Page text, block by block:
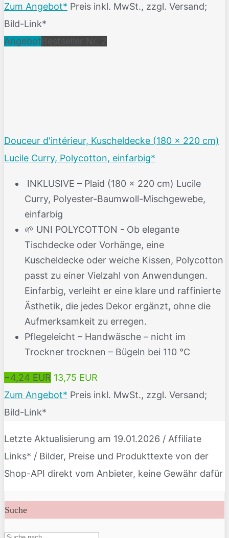
Zum Angebot* Preis inkl. MwSt., zzgl. Versand;
Bild-Link*
AngebotBestseller Nr. 2
Douceur d'intérieur, Kuscheldecke (180 x 220 cm)
Lucile Curry, Polycotton, einfarbig*
️ INKLUSIVE – Plaid (180 x 220 cm) Lucile
Curry, Polyester-Baumwoll-Mischgewebe,
einfarbig
🌱 UNI POLYCOTTON - Ob elegante
Tischdecke oder Vorhänge, eine
Kuscheldecke oder weiche Kissen, Polycotton
passt zu einer Vielzahl von Anwendungen.
Einfarbig, verleiht er eine klare und raffinierte
Ästhetik, die jedes Dekor ergänzt, ohne die
Aufmerksamkeit zu erregen.
Pflegeleicht – Handwäsche – nicht im
Trockner trocknen – Bügeln bei 110 °C
−4,24 EUR 13,75 EUR
Zum Angebot* Preis inkl. MwSt., zzgl. Versand;
Bild-Link*
Letzte Aktualisierung am 19.01.2026 / Affiliate
Links* / Bilder, Preise und Produkttexte von der
Shop-API direkt vom Anbieter, keine Gewähr dafür
Suche